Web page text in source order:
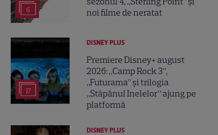
6
noi filme de neratat
17
DISNEY PLUS
Premiere Disney+ august
2026: „Camp Rock 3”,
„Futurama” și trilogia
„Stăpânul Inelelor” ajung pe
platformă
DISNEY PLUS